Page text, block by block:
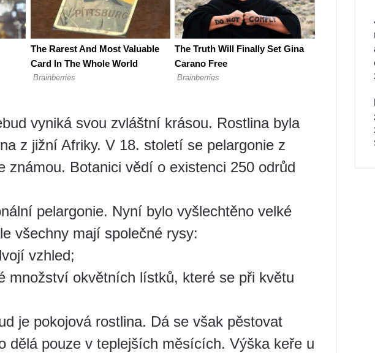
vyniká svou zvláštní krásou. Rostlina byla
z jižní Afriky. V 18. století se pelargonie z
známou. Botanici vědí o existenci 250 odrůd
pelargonie. Nyní bylo vyšlechtěno velké
všechny mají společné rysy:
vzhled;
množství okvětních lístků, které se při květu
je pokojová rostlina. Dá se však pěstovat
dělá pouze v teplejších měsících. Výška keře u